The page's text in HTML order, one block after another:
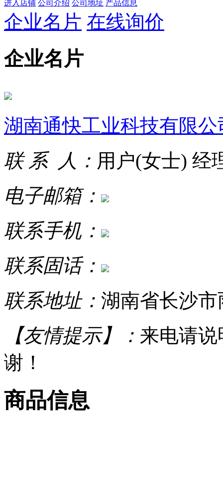
进入店铺 公司介绍 公司地址 产品信息
企业名片 在线询价
企业名片
湖南通快工业科技有限公
联 系 人： 用户(女士) 经
电子邮箱：
联系手机：
联系固话：
联系地址： 湖南省长沙
【友情提示】： 来电请
谢！
商品信息